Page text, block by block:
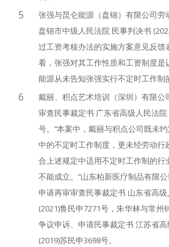
5
张强与昆仑能源（盘锦）有限公司劳
盘锦市中级人民法院 民事判决书
过工资考核办法的实施方案意见反馈
看，张强对其工作性质和工资制度是
能源从未告知张强实行不定时工作制
6
戴丽、积点艺术培训（深圳）有限
审查民事裁定书 广东省高级人民法
号。“本案中，戴丽与积点公司既未
中的不定时工作制度，更未经劳动
合上述规定中适用不定时工作制的
不能成立。”山东柏新医疗制品有限
申请再审审查民事裁定书 山东省高
(2021)鲁民申7271号，朱华林与常州
争议申诉、申请民事裁定书 江苏省
(2019)苏民申3698号。